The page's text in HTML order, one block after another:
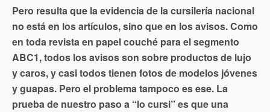
Pero resulta que la evidencia de la cursilería nacional
no está en los artículos, sino que en los avisos. Como
en toda revista en papel couché para el segmento
ABC1, todos los avisos son sobre productos de lujo
y caros, y casi todos tienen fotos de modelos jóvenes
y guapas. Pero el problema tampoco es ese. La
prueba de nuestro paso a “lo cursi” es que una